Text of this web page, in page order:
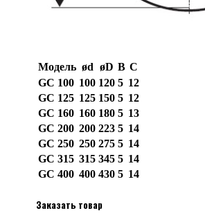
Модель ød øD B C
GC 100 100 120 5 12
GC 125 125 150 5 12
GC 160 160 180 5 13
GC 200 200 223 5 14
GC 250 250 275 5 14
GC 315 315 345 5 14
GC 400 400 430 5 14
Заказать товар